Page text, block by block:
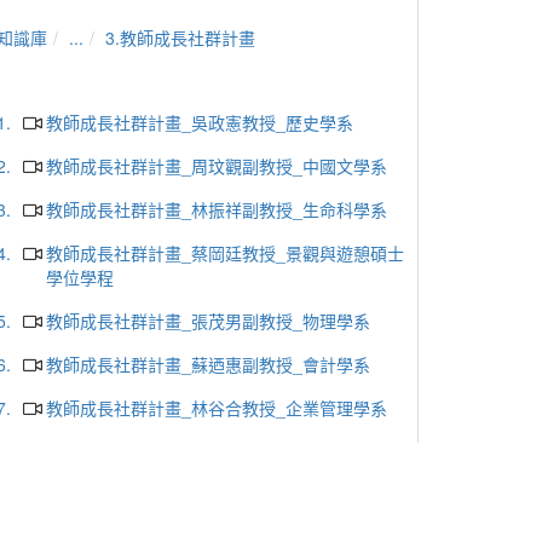
識庫 ... 3.教師成長社群計畫
教師成長社群計畫_吳政憲教授_歷史學系
教師成長社群計畫_周玟觀副教授_中國文學系
教師成長社群計畫_林振祥副教授_生命科學系
教師成長社群計畫_蔡岡廷教授_景觀與遊憩碩士
學位學程
教師成長社群計畫_張茂男副教授_物理學系
教師成長社群計畫_蘇迺惠副教授_會計學系
教師成長社群計畫_林谷合教授_企業管理學系